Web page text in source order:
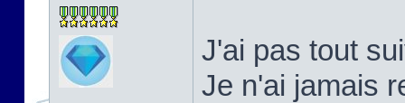
J'ai pas tout
Je n'ai jamais